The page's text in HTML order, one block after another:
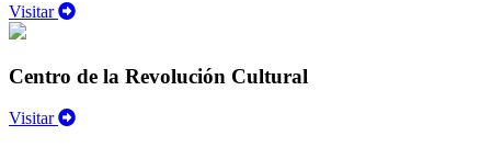
Visitar
Centro de la Revolución Cultural
Visitar